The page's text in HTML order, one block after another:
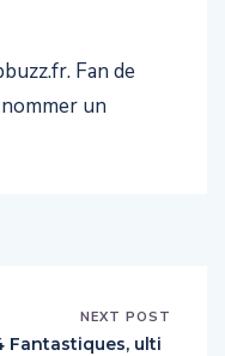
Fan de
un
NEXT POST
Fantastiques, ulti